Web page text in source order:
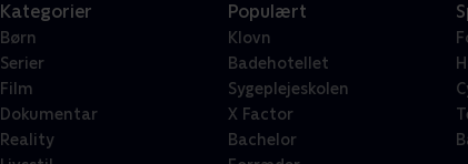
Kategorier
Børn
Serier
Film
Dokumentar
Reality
Populært
Klovn
Badehotellet
Sygeplejeskolen
X Factor
Bachelor